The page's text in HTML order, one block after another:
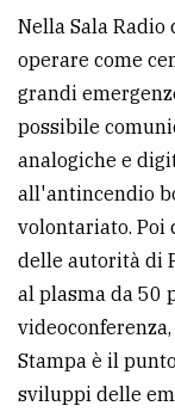
Nella Sala
operare come
grandi
possibile
analogiche e
all'antincendio
volontariato. Poi
delle autorità di
al plasma da 50
Stampa è il
sviluppi delle